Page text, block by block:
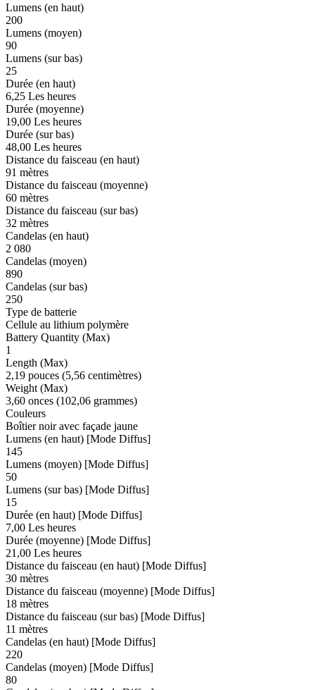
Lumens (en haut)
200
Lumens (moyen)
90
Lumens (sur bas)
25
Durée (en haut)
6,25 Les heures
Durée (moyenne)
19,00 Les heures
Durée (sur bas)
48,00 Les heures
Distance du faisceau (en haut)
91 mètres
Distance du faisceau (moyenne)
60 mètres
Distance du faisceau (sur bas)
32 mètres
Candelas (en haut)
2 080
Candelas (moyen)
890
Candelas (sur bas)
250
Type de batterie
Cellule au lithium polymère
Battery Quantity (Max)
1
Length (Max)
2,19 pouces (5,56 centimètres)
Weight (Max)
3,60 onces (102,06 grammes)
Couleurs
Boîtier noir avec façade jaune
Lumens (en haut) [Mode Diffus]
145
Lumens (moyen) [Mode Diffus]
50
Lumens (sur bas) [Mode Diffus]
15
Durée (en haut) [Mode Diffus]
7,00 Les heures
Durée (moyenne) [Mode Diffus]
21,00 Les heures
Distance du faisceau (en haut) [Mode Diffus]
30 mètres
Distance du faisceau (moyenne) [Mode Diffus]
18 mètres
Distance du faisceau (sur bas) [Mode Diffus]
11 mètres
Candelas (en haut) [Mode Diffus]
220
Candelas (moyen) [Mode Diffus]
80